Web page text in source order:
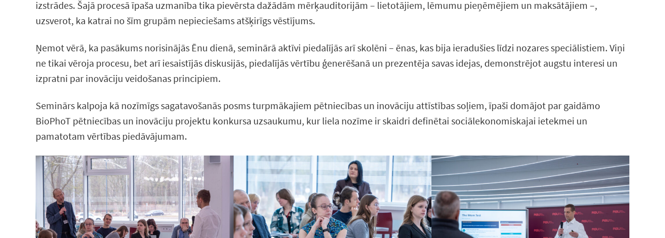
izstrādes. Šajā procesā īpaša uzmanība tika pievērsta dažādām mērķauditorijām – lietotājiem, lēmumu pieņēmējiem un maksātājiem –,
uzsverot, ka katrai no šīm grupām nepieciešams atšķirīgs vēstījums.
Ņemot vērā, ka pasākums norisinājās Ēnu dienā, seminārā aktīvi piedalījās arī skolēni – ēnas, kas bija ieradušies līdzi nozares speciālistiem. Viņi
ne tikai vēroja procesu, bet arī iesaistījās diskusijās, piedalījās vērtību ģenerēšanā un prezentēja savas idejas, demonstrējot augstu interesi un
izpratni par inovāciju veidošanas principiem.
Seminārs kalpoja kā nozīmīgs sagatavošanās posms turpmākajiem pētniecības un inovāciju attīstības soļiem, īpaši domājot par gaidāmo
BioPhoT pētniecības un inovāciju projektu konkursa uzsaukumu, kur liela nozīme ir skaidri definētai sociālekonomiskajai ietekmei un
pamatotam vērtības piedāvājumam.